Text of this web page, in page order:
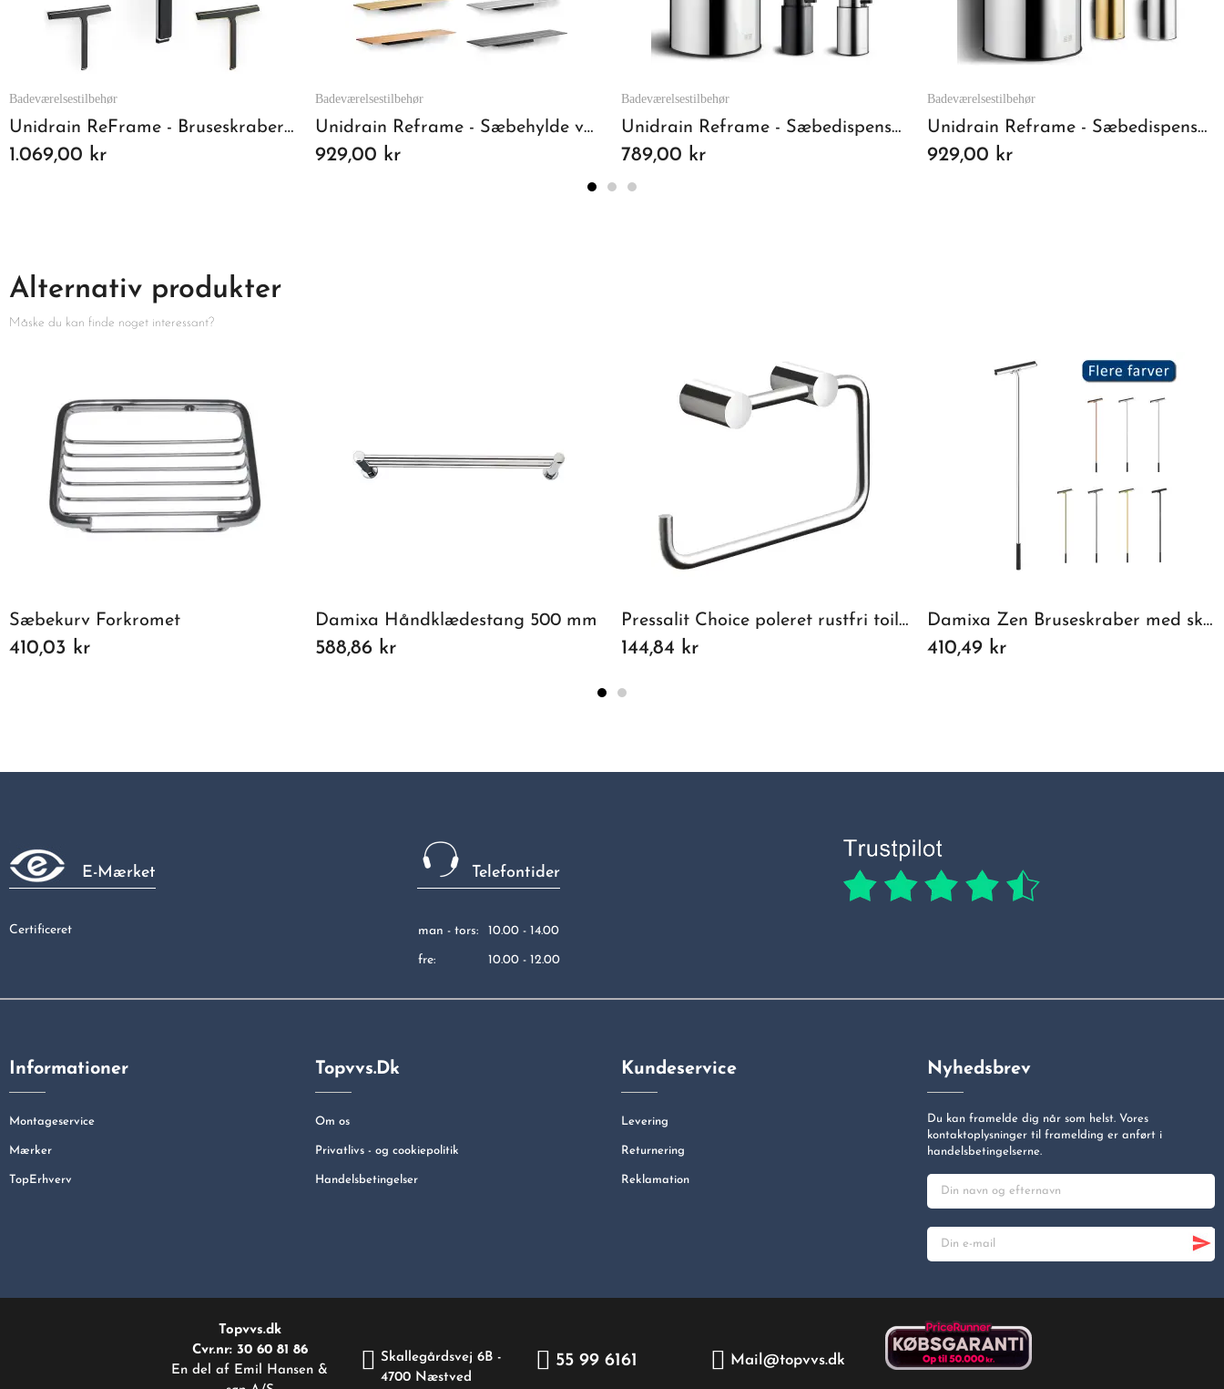
Badeværelsestilbehør
Unidrain ReFrame - Bruseskraber Poleret Stål
1.069,00 kr
Badeværelsestilbehør
Unidrain Reframe - Sæbehylde væghængt - Poleret stål
929,00 kr
Badeværelsestilbehør
Unidrain Reframe - Sæbedispenser stående - Poleret stål
789,00 kr
Badeværelsestilbehør
Unidrain Reframe - Sæbedispenser væghængt - Poleret stål
929,00 kr
Alternativ produkter
Måske du kan finde noget interessant?
Sæbekurv Forkromet
410,03 kr
Damixa Håndklædestang 500 mm
588,86 kr
Pressalit Choice poleret rustfri toiletpapirholder
144,84 kr
Damixa Zen Bruseskraber med skaft, Krom
410,49 kr
E-Mærket
Certificeret
Telefontider
man - tors: 10.00 - 14.00
fre: 10.00 - 12.00
Informationer
Montageservice
Mærker
TopErhverv
Topvvs.dk
Om os
Privatlivs - og cookiepolitik
Handelsbetingelser
Kundeservice
Levering
Returnering
Reklamation
Nyhedsbrev
Du kan framelde dig når som helst. Vores
kontaktoplysninger til framelding er anført i
handelsbetingelserne.
Topvvs.dk
Cvr.nr: 30 60 81 86
En del af Emil Hansen &
Skallegårdsvej 6B -
4700 Næstved
55 99 6161 Mail@topvvs.dk